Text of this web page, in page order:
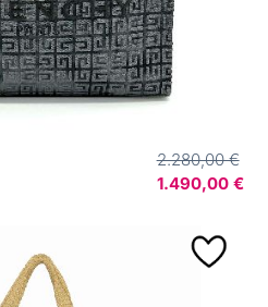
2.280,00 €
1.490,00 €